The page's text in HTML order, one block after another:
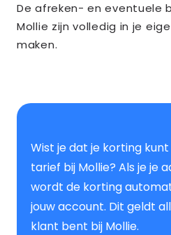
De afreken- en eventuele
Mollie zijn volledig in je
maken.
Wist je dat je korting
tarief bij Mollie? Als je je
wordt de korting
jouw account. Dit geldt
klant bent bij Mollie.